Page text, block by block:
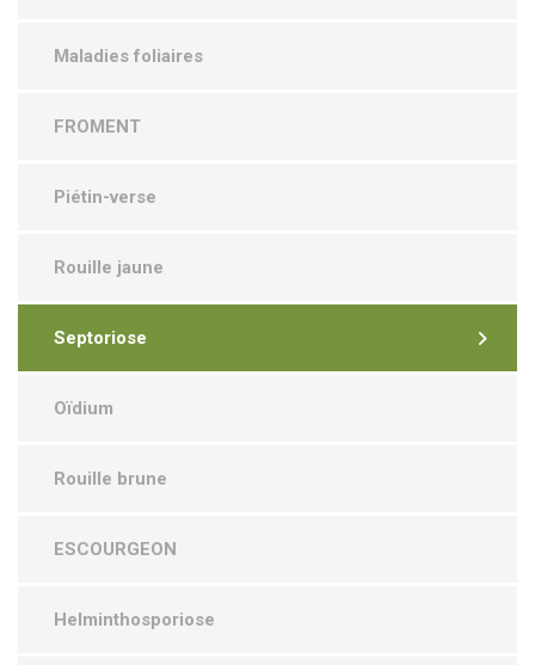
Maladies foliaires
FROMENT
Piétin-verse
Rouille jaune
Septoriose
Oïdium
Rouille brune
ESCOURGEON
Helminthosporiose